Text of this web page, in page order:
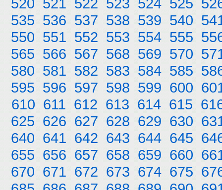
520 521 522 523 524 525
535 536 537 538 539 540
550 551 552 553 554 555
565 566 567 568 569 570
580 581 582 583 584 585
595 596 597 598 599 600
610 611 612 613 614 615
625 626 627 628 629 630
640 641 642 643 644 645
655 656 657 658 659 660
670 671 672 673 674 675